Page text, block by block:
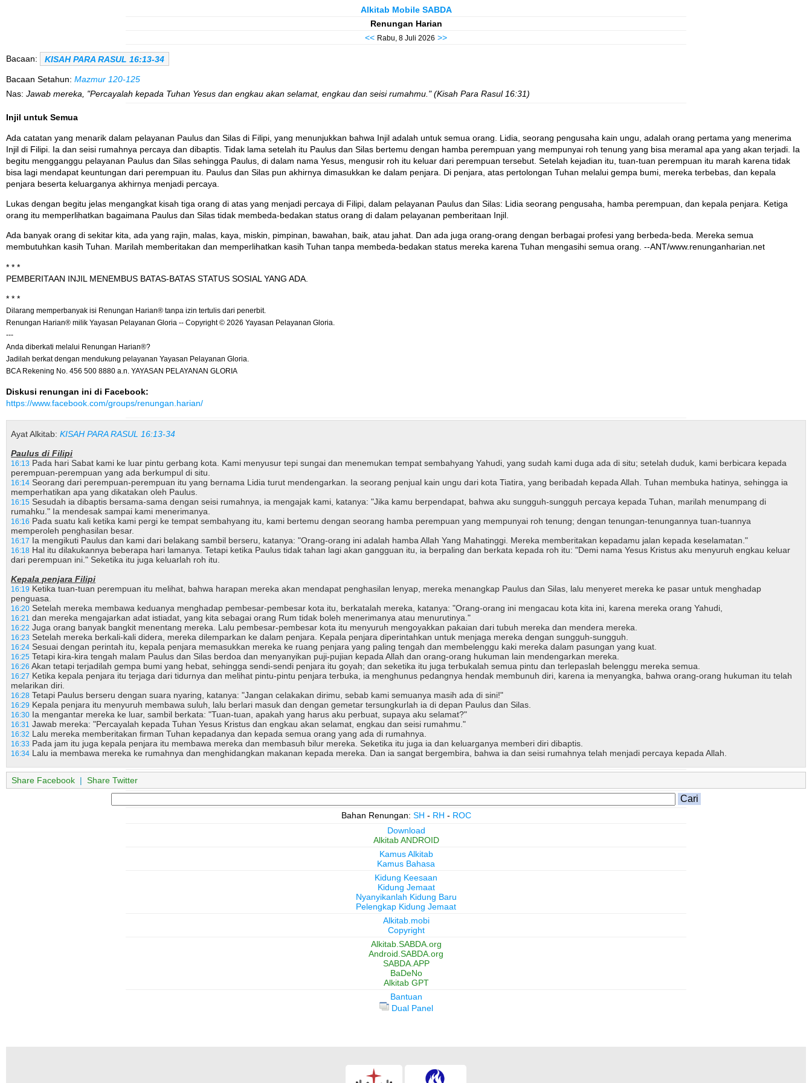
Alkitab Mobile SABDA
Renungan Harian
<< Rabu, 8 Juli 2026 >>
Bacaan: KISAH PARA RASUL 16:13-34
Bacaan Setahun: Mazmur 120-125
Nas: Jawab mereka, "Percayalah kepada Tuhan Yesus dan engkau akan selamat, engkau dan seisi rumahmu." (Kisah Para Rasul 16:31)
Injil untuk Semua
Ada catatan yang menarik dalam pelayanan Paulus dan Silas di Filipi, yang menunjukkan bahwa Injil adalah untuk semua orang. Lidia, seorang pengusaha kain ungu, adalah orang pertama yang menerima
Injil di Filipi. Ia dan seisi rumahnya percaya dan dibaptis. Tidak lama setelah itu Paulus dan Silas bertemu dengan hamba perempuan yang mempunyai roh tenung yang bisa meramal apa yang akan terjadi. Ia
begitu mengganggu pelayanan Paulus dan Silas sehingga Paulus, di dalam nama Yesus, mengusir roh itu keluar dari perempuan tersebut. Setelah kejadian itu, tuan-tuan perempuan itu marah karena tidak
bisa lagi mendapat keuntungan dari perempuan itu. Paulus dan Silas pun akhirnya dimasukkan ke dalam penjara. Di penjara, atas pertolongan Tuhan melalui gempa bumi, mereka terbebas, dan kepala
penjara beserta keluarganya akhirnya menjadi percaya.
Lukas dengan begitu jelas mengangkat kisah tiga orang di atas yang menjadi percaya di Filipi, dalam pelayanan Paulus dan Silas: Lidia seorang pengusaha, hamba perempuan, dan kepala penjara. Ketiga
orang itu memperlihatkan bagaimana Paulus dan Silas tidak membeda-bedakan status orang di dalam pelayanan pemberitaan Injil.
Ada banyak orang di sekitar kita, ada yang rajin, malas, kaya, miskin, pimpinan, bawahan, baik, atau jahat. Dan ada juga orang-orang dengan berbagai profesi yang berbeda-beda. Mereka semua
membutuhkan kasih Tuhan. Marilah memberitakan dan memperlihatkan kasih Tuhan tanpa membeda-bedakan status mereka karena Tuhan mengasihi semua orang. --ANT/www.renunganharian.net
* * *
PEMBERITAAN INJIL MENEMBUS BATAS-BATAS STATUS SOSIAL YANG ADA.
* * *
Dilarang memperbanyak isi Renungan Harian® tanpa izin tertulis dari penerbit.
Renungan Harian® milik Yayasan Pelayanan Gloria -- Copyright © 2026 Yayasan Pelayanan Gloria.
---
Anda diberkati melalui Renungan Harian®?
Jadilah berkat dengan mendukung pelayanan Yayasan Pelayanan Gloria.
BCA Rekening No. 456 500 8880 a.n. YAYASAN PELAYANAN GLORIA
Diskusi renungan ini di Facebook:
https://www.facebook.com/groups/renungan.harian/
Ayat Alkitab: KISAH PARA RASUL 16:13-34
Paulus di Filipi
16:13 Pada hari Sabat kami ke luar pintu gerbang kota. Kami menyusur tepi sungai dan menemukan tempat sembahyang Yahudi, yang sudah kami duga ada di situ; setelah duduk, kami berbicara kepada
perempuan-perempuan yang ada berkumpul di situ.
16:14 Seorang dari perempuan-perempuan itu yang bernama Lidia turut mendengarkan. Ia seorang penjual kain ungu dari kota Tiatira, yang beribadah kepada Allah. Tuhan membuka hatinya, sehingga ia
memperhatikan apa yang dikatakan oleh Paulus.
16:15 Sesudah ia dibaptis bersama-sama dengan seisi rumahnya, ia mengajak kami, katanya: "Jika kamu berpendapat, bahwa aku sungguh-sungguh percaya kepada Tuhan, marilah menumpang di
rumahku." Ia mendesak sampai kami menerimanya.
16:16 Pada suatu kali ketika kami pergi ke tempat sembahyang itu, kami bertemu dengan seorang hamba perempuan yang mempunyai roh tenung; dengan tenungan-tenungannya tuan-tuannya
memperoleh penghasilan besar.
16:17 Ia mengikuti Paulus dan kami dari belakang sambil berseru, katanya: "Orang-orang ini adalah hamba Allah Yang Mahatinggi. Mereka memberitakan kepadamu jalan kepada keselamatan."
16:18 Hal itu dilakukannya beberapa hari lamanya. Tetapi ketika Paulus tidak tahan lagi akan gangguan itu, ia berpaling dan berkata kepada roh itu: "Demi nama Yesus Kristus aku menyuruh engkau keluar
dari perempuan ini." Seketika itu juga keluarlah roh itu.
Kepala penjara Filipi
16:19 Ketika tuan-tuan perempuan itu melihat, bahwa harapan mereka akan mendapat penghasilan lenyap, mereka menangkap Paulus dan Silas, lalu menyeret mereka ke pasar untuk menghadap
penguasa.
16:20 Setelah mereka membawa keduanya menghadap pembesar-pembesar kota itu, berkatalah mereka, katanya: "Orang-orang ini mengacau kota kita ini, karena mereka orang Yahudi,
16:21 dan mereka mengajarkan adat istiadat, yang kita sebagai orang Rum tidak boleh menerimanya atau menurutinya."
16:22 Juga orang banyak bangkit menentang mereka. Lalu pembesar-pembesar kota itu menyuruh mengoyakkan pakaian dari tubuh mereka dan mendera mereka.
16:23 Setelah mereka berkali-kali didera, mereka dilemparkan ke dalam penjara. Kepala penjara diperintahkan untuk menjaga mereka dengan sungguh-sungguh.
16:24 Sesuai dengan perintah itu, kepala penjara memasukkan mereka ke ruang penjara yang paling tengah dan membelenggu kaki mereka dalam pasungan yang kuat.
16:25 Tetapi kira-kira tengah malam Paulus dan Silas berdoa dan menyanyikan puji-pujian kepada Allah dan orang-orang hukuman lain mendengarkan mereka.
16:26 Akan tetapi terjadilah gempa bumi yang hebat, sehingga sendi-sendi penjara itu goyah; dan seketika itu juga terbukalah semua pintu dan terlepaslah belenggu mereka semua.
16:27 Ketika kepala penjara itu terjaga dari tidurnya dan melihat pintu-pintu penjara terbuka, ia menghunus pedangnya hendak membunuh diri, karena ia menyangka, bahwa orang-orang hukuman itu telah
melarikan diri.
16:28 Tetapi Paulus berseru dengan suara nyaring, katanya: "Jangan celakakan dirimu, sebab kami semuanya masih ada di sini!"
16:29 Kepala penjara itu menyuruh membawa suluh, lalu berlari masuk dan dengan gemetar tersungkurlah ia di depan Paulus dan Silas.
16:30 Ia mengantar mereka ke luar, sambil berkata: "Tuan-tuan, apakah yang harus aku perbuat, supaya aku selamat?"
16:31 Jawab mereka: "Percayalah kepada Tuhan Yesus Kristus dan engkau akan selamat, engkau dan seisi rumahmu."
16:32 Lalu mereka memberitakan firman Tuhan kepadanya dan kepada semua orang yang ada di rumahnya.
16:33 Pada jam itu juga kepala penjara itu membawa mereka dan membasuh bilur mereka. Seketika itu juga ia dan keluarganya memberi diri dibaptis.
16:34 Lalu ia membawa mereka ke rumahnya dan menghidangkan makanan kepada mereka. Dan ia sangat bergembira, bahwa ia dan seisi rumahnya telah menjadi percaya kepada Allah.
Share Facebook | Share Twitter
Bahan Renungan: SH - RH - ROC
Download
Alkitab ANDROID
Kamus Alkitab
Kamus Bahasa
Kidung Keesaan
Kidung Jemaat
Nyanyikanlah Kidung Baru
Pelengkap Kidung Jemaat
Alkitab.mobi
Copyright
Alkitab.SABDA.org
Android.SABDA.org
SABDA.APP
BaDeNo
Alkitab GPT
Bantuan
Dual Panel